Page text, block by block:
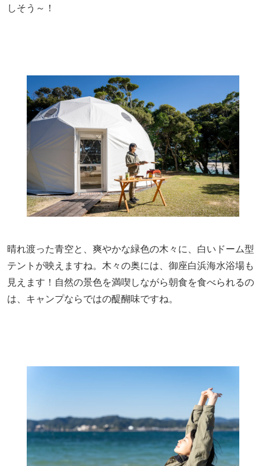
しそう～！
晴れ渡った青空と、爽やかな緑色の木々に、白いドーム型
テントが映えますね。木々の奥には、御座白浜海水浴場も
見えます！自然の景色を満喫しながら朝食を食べられるの
は、キャンプならではの醍醐味ですね。